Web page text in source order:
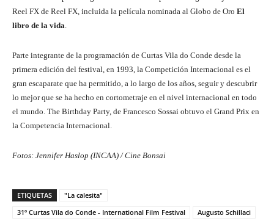
Reel FX de Reel FX, incluida la película nominada al Globo de Oro El
libro de la vida
Parte integrante de la programación de Curtas Vila do Conde desde la
primera edición del festival, en 1993, la Competición Internacional es el
gran escaparate que ha permitido, a lo largo de los años, seguir y descubrir
lo mejor que se ha hecho en cortometraje en el nivel internacional en todo
el mundo. The Birthday Party, de Francesco Sossai obtuvo el Grand Prix en
la Competencia Internacional.
Fotos: Jennifer Haslop (INCAA) / Cine Bonsai
ETIQUETAS
"La calesita"
31º Curtas Vila do Conde - International Film Festival
Augusto Schillaci